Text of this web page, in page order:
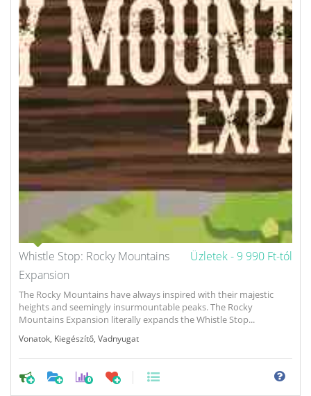
Üzletek - 9 990 Ft-tól
Whistle Stop: Rocky Mountains
Expansion
The Rocky Mountains have always inspired with their majestic
heights and seemingly insurmountable peaks. The Rocky
Mountains Expansion literally expands the Whistle Stop...
Vonatok Kiegészítő Vadnyugat
0